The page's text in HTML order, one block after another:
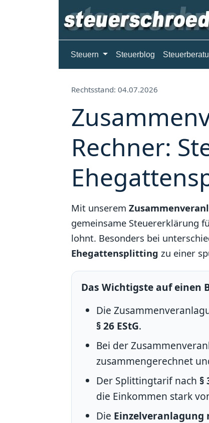
Steuern Steuerblog
Rechtsstand: 04.07.2026
Rechner:
Mit unserem
gemeinsame Steuererklärung
lohnt. Besonders bei
Ehegattensplitting zu einer
Das Wichtigste auf einen
Die
§ 26 EStG.
Bei der
zusammengerechnet
Der Splittingtarif nach §
die Einkommen stark
Die Einzelveranlagung